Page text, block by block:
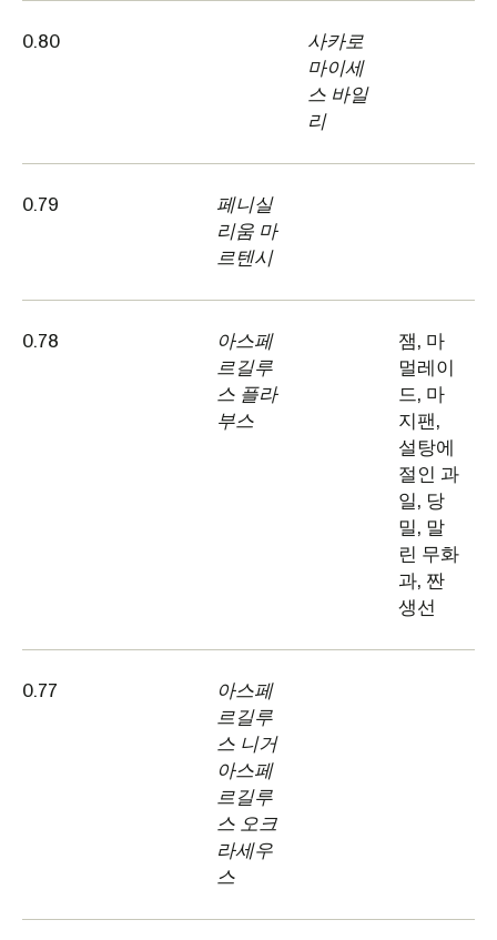
0.80
사카로
마이세
스 바일
리
0.79
페니실
리움 마
르텐시
0.78
아스페
르길루
스 플라
부스
잼, 마
멀레이
드, 마
지팬,
설탕에
절인 과
일, 당
밀, 말
린 무화
과, 짠
생선
0.77
아스페
르길루
스 니거
아스페
르길루
스 오크
라세우
스